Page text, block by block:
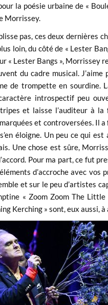
la poésie urbaine de «
Morrissey.
pas, ces deux dernières
loin, du côté de « Lester
« Lester Bangs », Morrissey
du cadre musical.
de trompette en sourdine.
introspectif peu
et laisse l’auditeur à
et controversées. Il
éloigne. Un peu ce qui est
Une chose est sûre,
Pour ma part, ce fut
d’accroche avec vos
et sur le peu d’artistes
« Zoom Zoom The
Kerching » sont, eux aussi,